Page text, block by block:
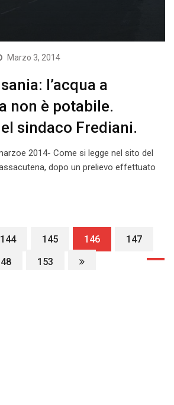
Marzo 3, 2014
l’acqua a
non è potabile.
sindaco Frediani.
2014- Come si legge nel sito del
dopo un prelievo effettuato
144 145 146
147
153